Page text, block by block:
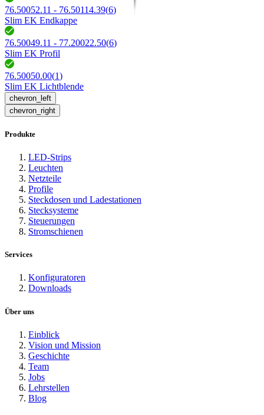
76.50052.11 - 76.50114.39(6)
Slim EK Endkappe
76.50049.11 - 77.20022.50(6)
Slim EK Profil
76.50050.00(1)
Slim EK Lichtblende
chevron_left
chevron_right
Produkte
LED-Strips
Leuchten
Netzteile
Profile
Steckdosen und Ladestationen
Stecksysteme
Steuerungen
Stromschienen
Services
Konfiguratoren
Downloads
Über uns
Einblick
Vision und Mission
Geschichte
Team
Jobs
Lehrstellen
Blog